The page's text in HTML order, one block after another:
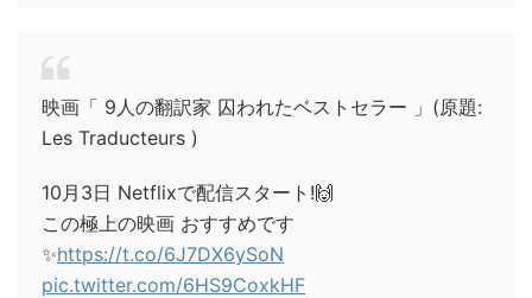
映画「 9人の翻訳家 囚われたベストセラー 」(原題:
Les Traducteurs )
10月3日 Netflixで配信スタート!🙌
この極上の映画 おすすめです
✨https://t.co/6J7DX6ySoN
pic.twitter.com/6HS9CoxkHF